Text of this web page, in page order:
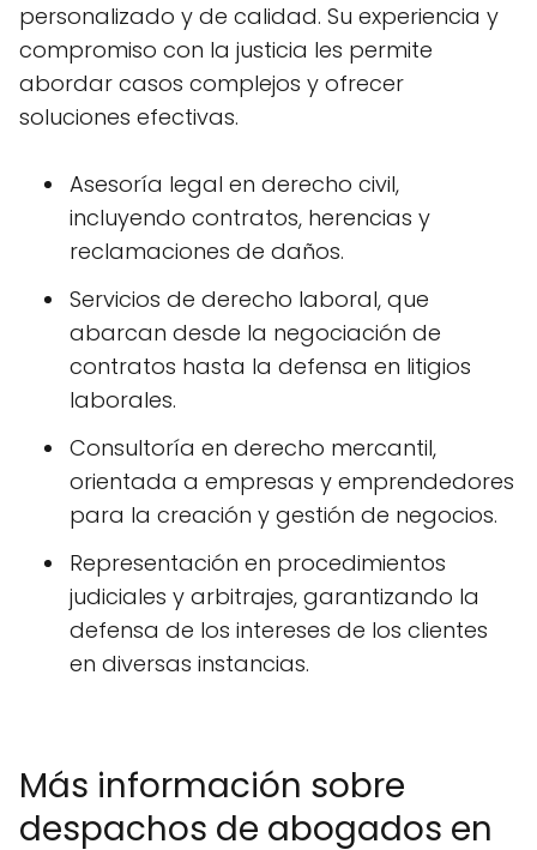
personalizado y de calidad. Su experiencia y
compromiso con la justicia les permite
abordar casos complejos y ofrecer
soluciones efectivas.
Asesoría legal en derecho civil,
incluyendo contratos, herencias y
reclamaciones de daños.
Servicios de derecho laboral, que
abarcan desde la negociación de
contratos hasta la defensa en litigios
laborales.
Consultoría en derecho mercantil,
orientada a empresas y emprendedores
para la creación y gestión de negocios.
Representación en procedimientos
judiciales y arbitrajes, garantizando la
defensa de los intereses de los clientes
en diversas instancias.
Más información sobre
despachos de abogados en